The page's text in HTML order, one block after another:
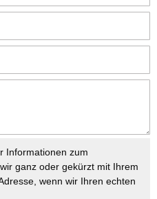
Informationen zum
ganz oder gekürzt mit Ihrem
wenn wir Ihren echten